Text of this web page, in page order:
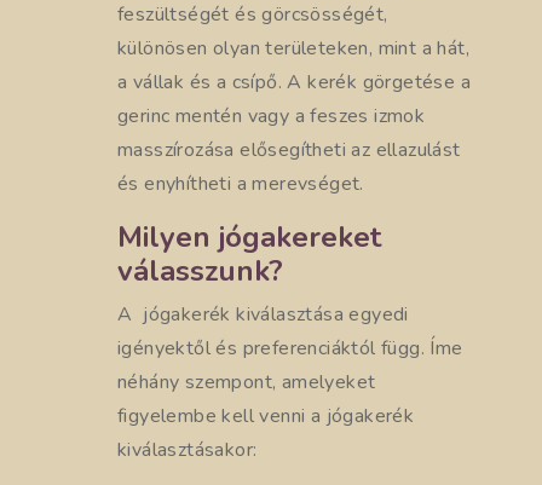
feszültségét és görcsösségét,
különösen olyan területeken, mint a hát,
a vállak és a csípő. A kerék görgetése a
gerinc mentén vagy a feszes izmok
masszírozása elősegítheti az ellazulást
és enyhítheti a merevséget.
Milyen jógakereket
válasszunk?
A jógakerék kiválasztása egyedi
igényektől és preferenciáktól függ. Íme
néhány szempont, amelyeket
figyelembe kell venni a jógakerék
kiválasztásakor: